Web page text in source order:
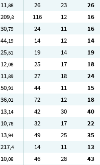
11,88 26 23 26
209,8 116 12 16
30,79 24 11 16
44,19 14 12 14
25,51 19 14 19
12,08 25 17 18
11,89 27 18 24
50,91 44 11 15
36,01 72 12 18
13,14 42 30 40
10,78 32 17 22
13,94 49 25 35
217,4 14 11 13
10,08 46 28 43